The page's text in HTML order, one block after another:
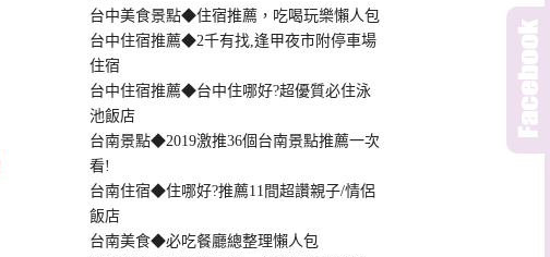
台中美食景點◆住宿推薦，吃喝玩樂懶人包
台中住宿推薦◆2千有找,逢甲夜市附停車場
住宿
台中住宿推薦◆台中住哪好?超優質必住泳
池飯店
台南景點◆2019激推36個台南景點推薦一次
看!
台南住宿◆住哪好?推薦11間超讚親子/情侶
飯店
台南美食◆必吃餐廳總整理懶人包